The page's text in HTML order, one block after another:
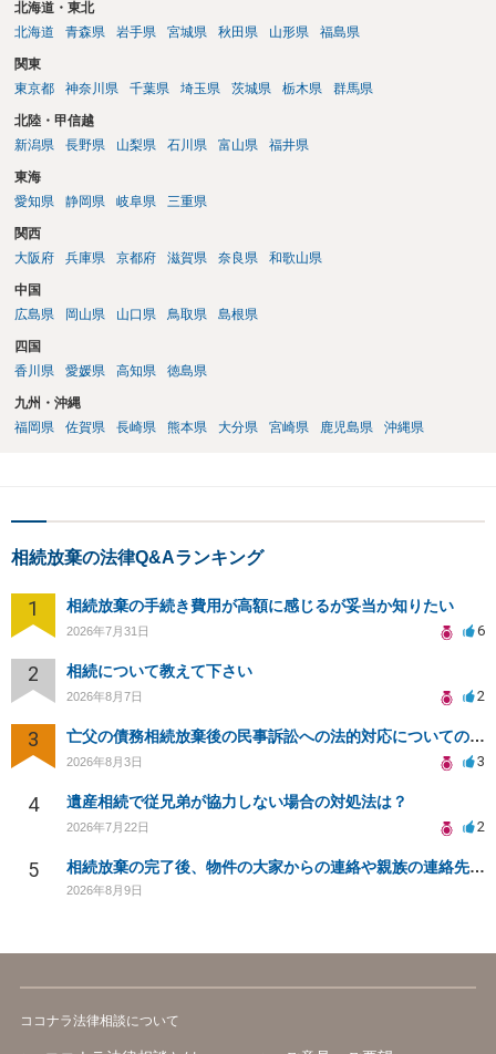
北海道・東北
北海道
青森県 岩手県 宮城県 秋田県 山形県 福島県
関東
東京都
神奈川県 千葉県 埼玉県 茨城県 栃木県 群馬県
北陸・甲信越
新潟県
長野県 山梨県 石川県 富山県 福井県
東海
愛知県
静岡県 岐阜県 三重県
関西
大阪府
兵庫県 京都府 滋賀県 奈良県 和歌山県
中国
広島県
岡山県 山口県 鳥取県 島根県
四国
香川県
愛媛県 高知県 徳島県
九州・沖縄
福岡県
佐賀県 長崎県 熊本県 大分県 宮崎県 鹿児島県 沖縄県
相続放棄の法律Q&Aランキング
1 相続放棄の手続き費用が高額に感じるが妥当か知りたい
2026年7月31日 6
2 相続について教えて下さい
2026年8月7日 2
3 亡父の債務相続放棄後の民事訴訟への法的対応についての相談
2026年8月3日 3
4 遺産相続で従兄弟が協力しない場合の対処法は？
2026年7月22日 2
5 相続放棄の完了後、物件の大家からの連絡や親族の連絡先開示について
2026年8月9日
ココナラ法律相談について